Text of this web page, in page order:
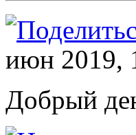
июн 2019,
Добрый